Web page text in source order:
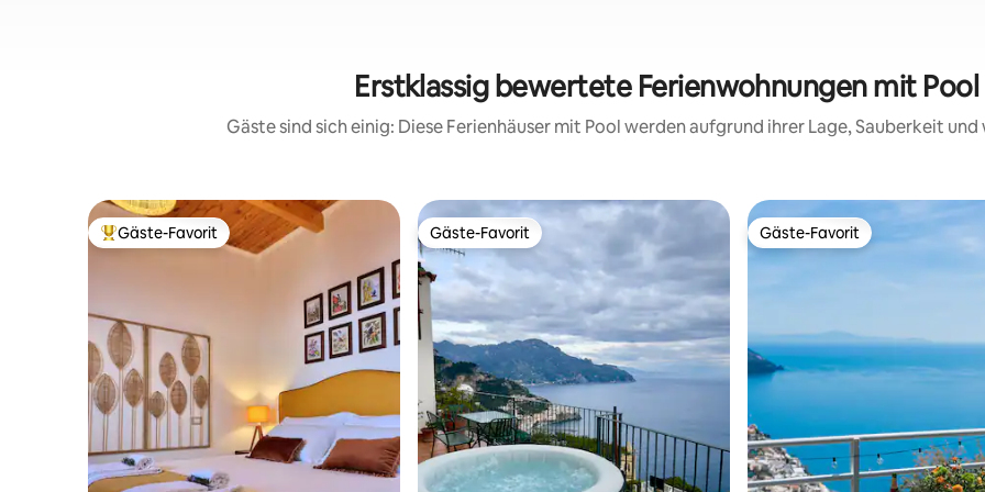
Erstklassig bewertete Ferienwohnungen mit Pool
Gäste sind sich einig: Diese Ferienhäuser mit Pool werden aufgrund ihrer Lage, Sauberkeit
Beliebter Gäste-Favorit.
Gäste-Favorit Gäste-Favorit
Gäste-Favorit Gäste-Favorit
Gäste-Favorit